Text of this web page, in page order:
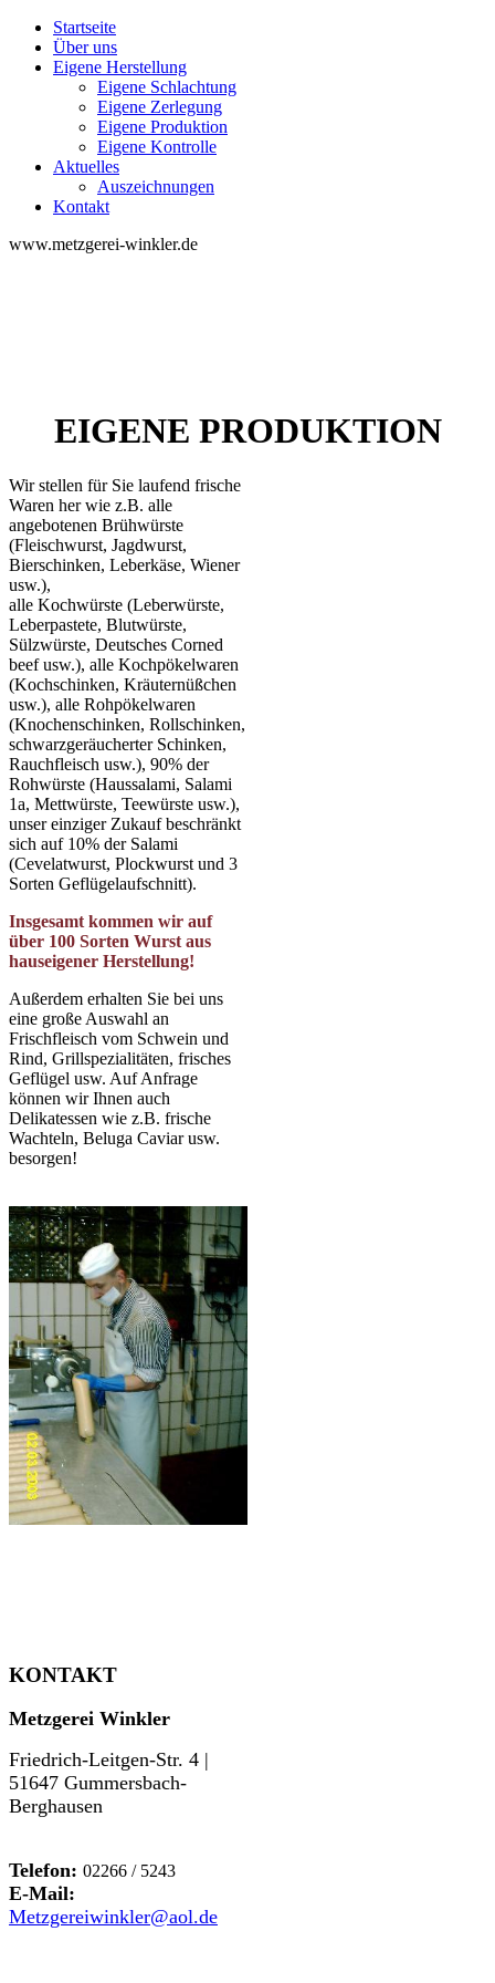
Startseite
Über uns
Eigene Herstellung
Eigene Schlachtung
Eigene Zerlegung
Eigene Produktion
Eigene Kontrolle
Aktuelles
Auszeichnungen
Kontakt
www.metzgerei-winkler.de
EIGENE PRODUKTION
Wir stellen für Sie laufend frische
Waren her wie z.B. alle
angebotenen Brühwürste
(Fleischwurst, Jagdwurst,
Bierschinken, Leberkäse, Wiener
usw.),
alle Kochwürste (Leberwürste,
Leberpastete, Blutwürste,
Sülzwürste, Deutsches Corned
beef usw.), alle Kochpökelwaren
(Kochschinken, Kräuternüßchen
usw.), alle Rohpökelwaren
(Knochenschinken, Rollschinken,
schwarzgeräucherter Schinken,
Rauchfleisch usw.), 90% der
Rohwürste (Haussalami, Salami
1a, Mettwürste, Teewürste usw.),
unser einziger Zukauf beschränkt
sich auf 10% der Salami
(Cevelatwurst, Plockwurst und 3
Sorten Geflügelaufschnitt).
Insgesamt kommen wir auf
über 100 Sorten Wurst aus
hauseigener Herstellung!
Außerdem erhalten Sie bei uns
eine große Auswahl an
Frischfleisch vom Schwein und
Rind, Grillspezialitäten, frisches
Geflügel usw. Auf Anfrage
können wir Ihnen auch
Delikatessen wie z.B. frische
Wachteln, Beluga Caviar usw.
besorgen!
KONTAKT
Metzgerei Winkler
Friedrich-Leitgen-Str. 4 |
51647 Gummersbach-
Berghausen
Telefon: 02266 / 5243
E-Mail:
Metzgereiwinkler@aol.de